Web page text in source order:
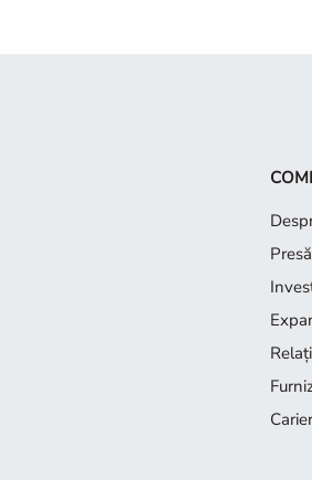
Presă